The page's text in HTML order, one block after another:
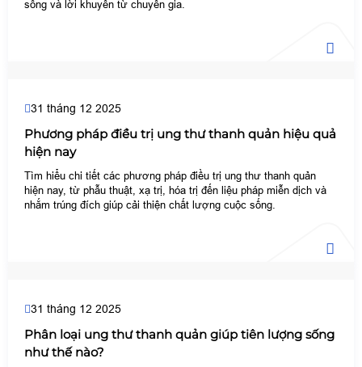
sống và lời khuyên từ chuyên gia.
31 tháng 12 2025
Phương pháp điều trị ung thư thanh quản hiệu quả
hiện nay
Tìm hiểu chi tiết các phương pháp điều trị ung thư thanh quản
hiện nay, từ phẫu thuật, xạ trị, hóa trị đến liệu pháp miễn dịch và
nhắm trúng đích giúp cải thiện chất lượng cuộc sống.
31 tháng 12 2025
Phân loại ung thư thanh quản giúp tiên lượng sống
như thế nào?